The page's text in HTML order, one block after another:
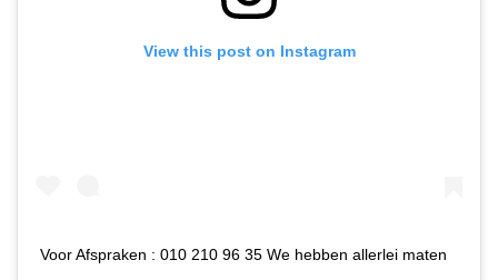
View this post on Instagram
Voor Afspraken : 010 210 96 35 We hebben allerlei maten